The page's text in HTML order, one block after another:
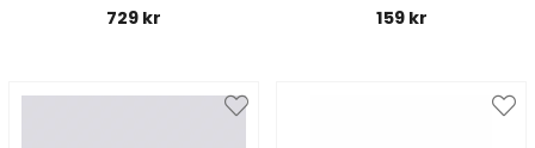
729 kr 159 kr